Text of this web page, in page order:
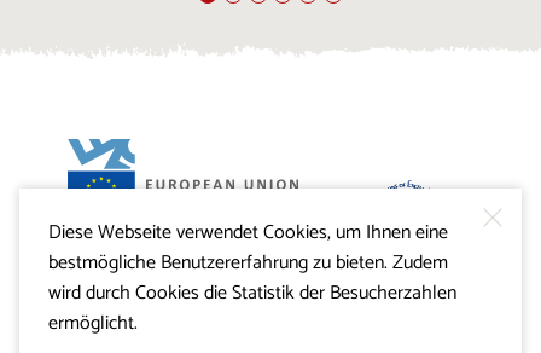
Projekt Visitkras. Die Investition wird von der Republik
Slowenien und von der Europäischen Union aus dem
Europäischen Fonds für regionale Entwicklung
mitfinanziert.
Diese Webseite verwendet Cookies, um Ihnen eine
bestmögliche Benutzererfahrung zu bieten. Zudem
wird durch Cookies die Statistik der Besucherzahlen
ermöglicht.